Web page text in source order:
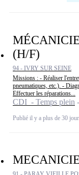
(H/F)
94 - IVRY SUR SEINE
Missions : - Réaliser
pneumatiques, etc.). -
Effectuer les réparations...
CDI - Temps plein
Publié il y a plus de 30